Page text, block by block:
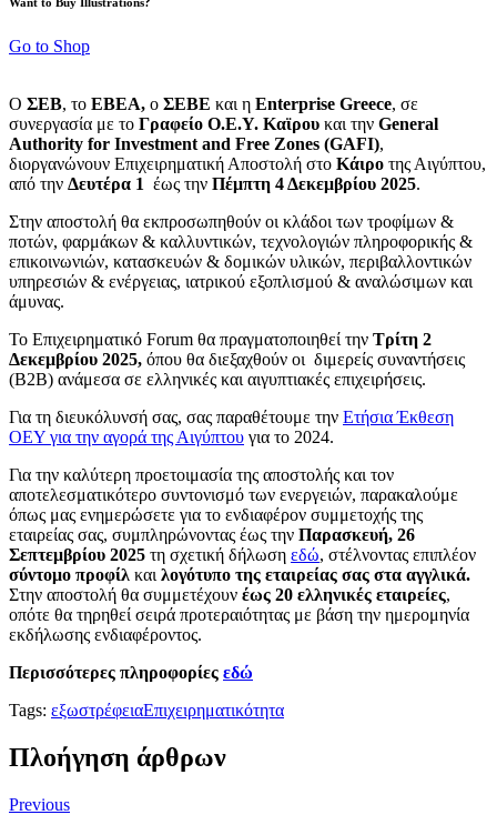
Go to Shop
Ο ΣΕΒ, το ΕΒΕΑ, ο ΣΕΒΕ και η Enterprise Greece, σε
συνεργασία με το Γραφείο Ο.Ε.Υ. Καϊρου και την General
Authority for Investment and Free Zones (GAFI),
διοργανώνουν Επιχειρηματική Αποστολή στο Κάιρο της Αιγύπτου,
από την Δευτέρα 1 έως την Πέμπτη 4 Δεκεμβρίου 2025.
Στην αποστολή θα εκπροσωπηθούν οι κλάδοι των τροφίμων &
ποτών, φαρμάκων & καλλυντικών, τεχνολογιών πληροφορικής &
επικοινωνιών, κατασκευών & δομικών υλικών, περιβαλλοντικών
υπηρεσιών & ενέργειας, ιατρικού εξοπλισμού & αναλώσιμων και
άμυνας.
Το Επιχειρηματικό Forum θα πραγματοποιηθεί την Τρίτη 2
Δεκεμβρίου 2025, όπου θα διεξαχθούν οι διμερείς συναντήσεις
(Β2Β) ανάμεσα σε ελληνικές και αιγυπτιακές επιχειρήσεις.
Για τη διευκόλυνσή σας, σας παραθέτουμε την Ετήσια Έκθεση
ΟΕΥ για την αγορά της Αιγύπτου για το 2024.
Για την καλύτερη προετοιμασία της αποστολής και τον
αποτελεσματικότερο συντονισμό των ενεργειών, παρακαλούμε
όπως μας ενημερώσετε για το ενδιαφέρον συμμετοχής της
εταιρείας σας, συμπληρώνοντας έως την Παρασκευή, 26
Σεπτεμβρίου 2025 τη σχετική δήλωση εδώ, στέλνοντας επιπλέον
σύντομο προφίλ και λογότυπο της εταιρείας σας στα αγγλικά.
Στην αποστολή θα συμμετέχουν έως 20 ελληνικές εταιρείες,
οπότε θα τηρηθεί σειρά προτεραιότητας με βάση την ημερομηνία
εκδήλωσης ενδιαφέροντος.
Περισσότερες πληροφορίες εδώ
Tags: εξωστρέφειαΕπιχειρηματικότητα
Πλοήγηση άρθρων
Previous